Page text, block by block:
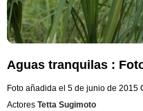
Aguas tranquilas :
Foto añadida el 5 de junio de 2015
Actores Tetta Sugimoto